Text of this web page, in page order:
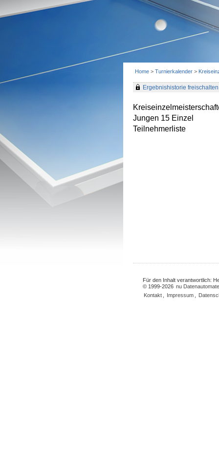
Home > Turnierkalender >
Ergebnishistorie freischalten
Jungen 15 Einzel
Teilnehmerliste
Für den Inhalt verantwortlich:
© 1999-2026 nu
Kontakt
Impressum